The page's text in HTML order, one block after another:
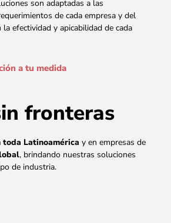
son adaptadas a las
de cada empresa y del
efectividad y apicabilidad de cada
a tu medida
fronteras
Latinoamérica y en empresas de
, brindando nuestras soluciones
de industria.